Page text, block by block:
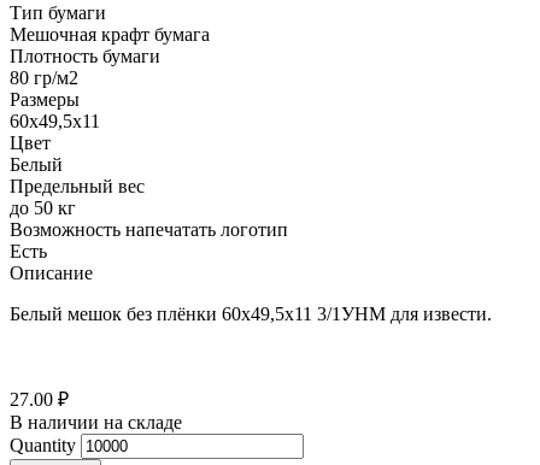
Тип бумаги
Мешочная крафт бумага
Плотность бумаги
80 гр/м2
Размеры
60х49,5х11
Цвет
Белый
Предельный вес
до 50 кг
Возможность напечатать логотип
Есть
Описание
Белый мешок без плёнки 60х49,5х11 3/1УНМ для извести.
27.00 ₽
В наличии на складе
Quantity